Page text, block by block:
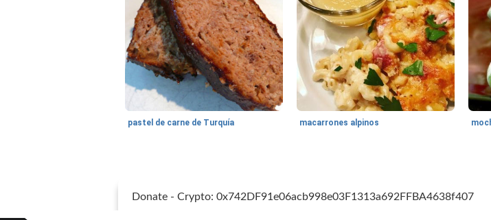
pastel de carne de Turquía macarrones alpinos
Donate - Crypto: 0x742DF91e06acb998e03F1313a692FFBA4638f407